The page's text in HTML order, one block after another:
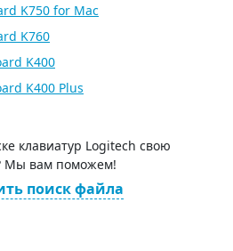
K750 for Mac
K760
K400
K400 Plus
клавиатур Logitech свою
Мы вам поможем!
поиск файла